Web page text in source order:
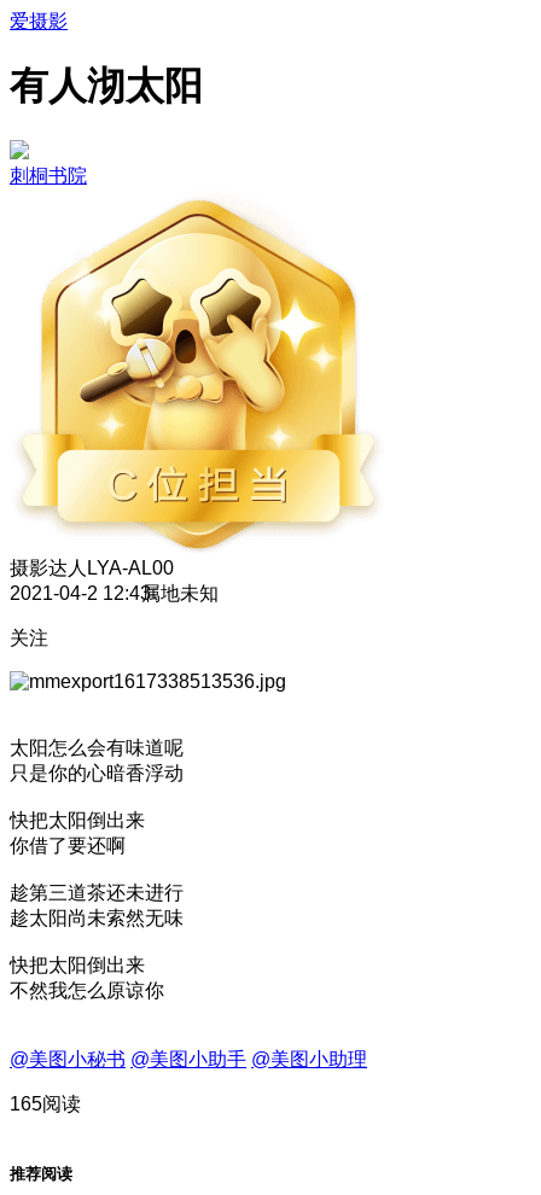
爱摄影
有人沏太阳
刺桐书院
摄影达人 LYA-AL00
2021-04-2 12:43属地未知
关注
太阳怎么会有味道呢
只是你的心暗香浮动
快把太阳倒出来
你借了要还啊
趁第三道茶还未进行
趁太阳尚未索然无味
快把太阳倒出来
不然我怎么原谅你
@美图小秘书 @美图小助手 @美图小助理
165阅读
推荐阅读